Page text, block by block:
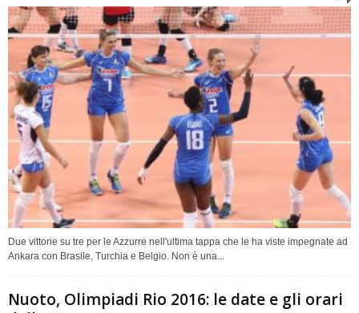
Due vittorie su tre per le Azzurre nell'ultima tappa che le ha viste impegnate ad
Ankara con Brasile, Turchia e Belgio. Non è una...
Nuoto, Olimpiadi Rio 2016: le date e gli orari